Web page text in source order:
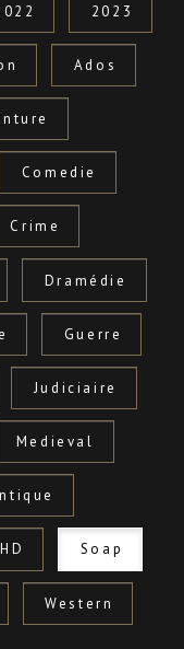
2023
Ados
Comedie
Crime
Dramédie
Guerre
Judiciaire
Medieval
Soap
Western